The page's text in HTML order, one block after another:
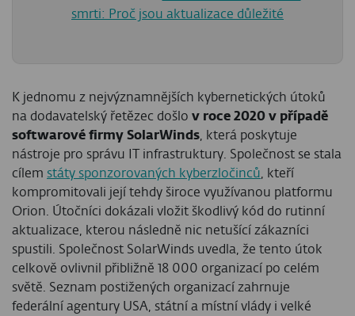
smrti: Proč jsou aktualizace důležité
K jednomu z nejvýznamnějších kybernetických útoků
na dodavatelský řetězec došlo v roce 2020 v případě
softwarové firmy SolarWinds , která poskytuje
nástroje pro správu IT infrastruktury. Společnost se stala
cílem státy sponzorovaných kyberzločinců , kteří
kompromitovali její tehdy široce využívanou platformu
Orion. Útočníci dokázali vložit škodlivý kód do rutinní
aktualizace, kterou následně nic netušící zákazníci
spustili. Společnost SolarWinds uvedla, že tento útok
celkově ovlivnil přibližně 18 000 organizací po celém
světě. Seznam postižených organizací zahrnuje
federální agentury USA, státní a místní vlády i velké